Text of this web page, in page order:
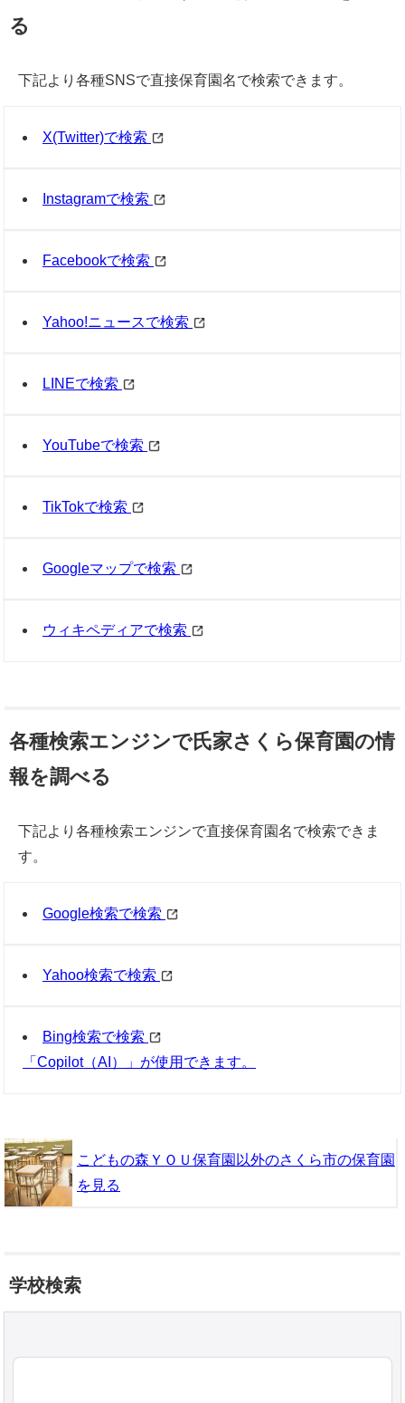
る
下記より各種SNSで直接保育園名で検索できます。
X(Twitter)で検索
Instagramで検索
Facebookで検索
Yahoo!ニュースで検索
LINEで検索
YouTubeで検索
TikTokで検索
Googleマップで検索
ウィキペディアで検索
各種検索エンジンで氏家さくら保育園の情
報を調べる
下記より各種検索エンジンで直接保育園名で検索できま
す。
Google検索で検索
Yahoo検索で検索
Bing検索で検索
「Copilot（AI）」が使用できます。
こどもの森ＹＯＵ保育園以外のさくら市の保育園
を見る
学校検索